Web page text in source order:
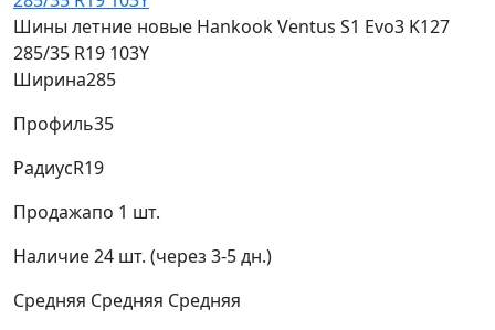
Шины летние новые Hankook Ventus S1 Evo3 K127
285/35 R19 103Y
Ширина285
Профиль35
РадиусR19
Продажапо 1 шт.
Наличие24 шт. (через 3-5 дн.)
Средняя Средняя Средняя